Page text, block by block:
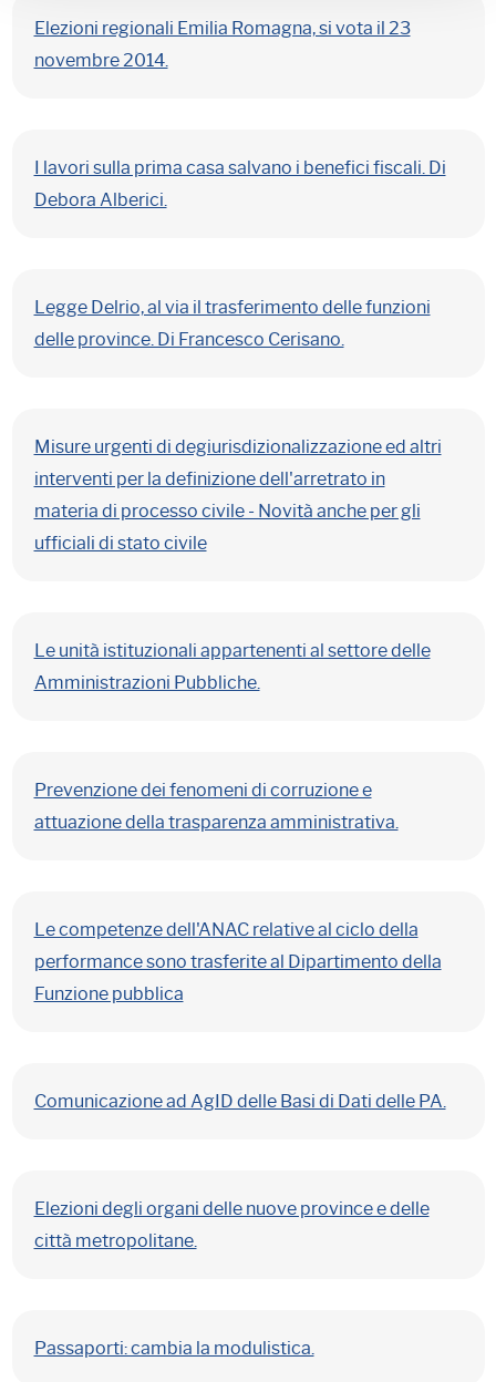
Elezioni regionali Emilia Romagna, si vota il 23
novembre 2014.
I lavori sulla prima casa salvano i benefici fiscali. Di
Debora Alberici.
Legge Delrio, al via il trasferimento delle funzioni
delle province. Di Francesco Cerisano.
Misure urgenti di degiurisdizionalizzazione ed altri
interventi per la definizione dell'arretrato in
materia di processo civile - Novità anche per gli
ufficiali di stato civile
Le unità istituzionali appartenenti al settore delle
Amministrazioni Pubbliche.
Prevenzione dei fenomeni di corruzione e
attuazione della trasparenza amministrativa.
Le competenze dell'ANAC relative al ciclo della
performance sono trasferite al Dipartimento della
Funzione pubblica
Comunicazione ad AgID delle Basi di Dati delle PA.
Elezioni degli organi delle nuove province e delle
città metropolitane.
Passaporti: cambia la modulistica.